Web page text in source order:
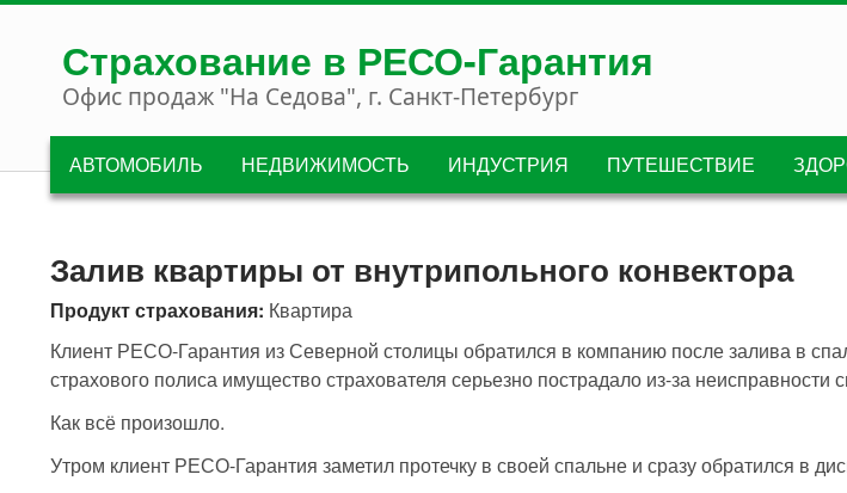
Перейти к основному содержанию
Страхование в РЕСО-Гарантия
Офис продаж "На Седова", г. Санкт-Петербург
АВТОМОБИЛЬ НЕДВИЖИМОСТЬ ИНДУСТРИЯ ПУТЕШЕСТВИЕ
Залив квартиры от внутрипольного конвектора
Продукт страхования: Квартира
Клиент РЕСО-Гарантия из Северной столицы обратился в компанию после залива в
страхового полиса имущество страхователя серьезно пострадало из-за неисправности
Как всё произошло.
Утром клиент РЕСО-Гарантия заметил протечку в своей спальне и сразу обратился в